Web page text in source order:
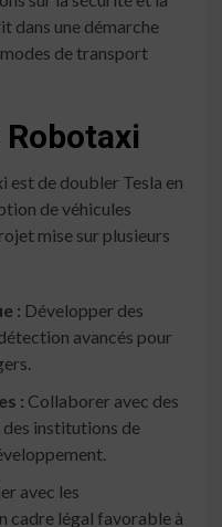
dans une démarche
de transport
de doubler Tesla en
de véhicules
mise sur plusieurs
: Développer des
avancés pour
: Collaborer avec des
institutions de
avec les
cadre légal favorable à